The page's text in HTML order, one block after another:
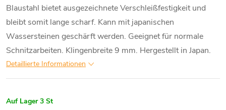
Blaustahl bietet ausgezeichnete Verschleißfestigkeit und
bleibt somit lange scharf. Kann mit japanischen
Wassersteinen geschärft werden. Geeignet für normale
Schnitzarbeiten. Klingenbreite 9 mm. Hergestellt in Japan.
Detaillierte Informationen
Auf Lager 3 St